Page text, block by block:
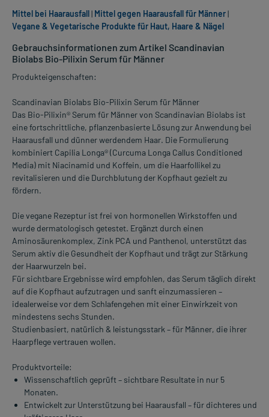
Gebrauchsinformationen zum Artikel Scandinavian
Biolabs Bio-Pilixin Serum für Männer
Produkteigenschaften:
Scandinavian Biolabs Bio-Pilixin Serum für Männer
Das Bio-Pilixin® Serum für Männer von Scandinavian Biolabs ist
eine fortschrittliche, pflanzenbasierte Lösung zur Anwendung bei
Haarausfall und dünner werdendem Haar. Die Formulierung
kombiniert Capilia Longa® (Curcuma Longa Callus Conditioned
Media) mit Niacinamid und Koffein, um die Haarfollikel zu
revitalisieren und die Durchblutung der Kopfhaut gezielt zu
fördern.
Die vegane Rezeptur ist frei von hormonellen Wirkstoffen und
wurde dermatologisch getestet. Ergänzt durch einen
Aminosäurenkomplex, Zink PCA und Panthenol, unterstützt das
Serum aktiv die Gesundheit der Kopfhaut und trägt zur Stärkung
der Haarwurzeln bei.
Für sichtbare Ergebnisse wird empfohlen, das Serum täglich direkt
auf die Kopfhaut aufzutragen und sanft einzumassieren –
idealerweise vor dem Schlafengehen mit einer Einwirkzeit von
mindestens sechs Stunden.
Studienbasiert, natürlich & leistungsstark – für Männer, die ihrer
Haarpflege vertrauen wollen.
Produktvorteile:
Wissenschaftlich geprüft – sichtbare Resultate in nur 5
Monaten.
Entwickelt zur Unterstützung bei Haarausfall – für dichteres und
Mittel bei Haarausfall| Mittel gegen Haarausfall für Männer|
Vegane & Vegetarische Produkte für Haut, Haare & Nägel